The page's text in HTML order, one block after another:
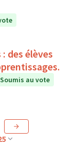
des élèves
Soumis au vote